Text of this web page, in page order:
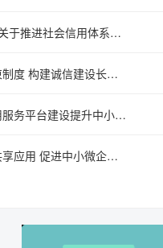
中共中央办公厅 国务院办公厅印发 《关于推进社会信用体系建设高质量发展 促进形成新发展格局的意见》
国务院办公厅关于进一步完善失信约束制度 构建诚信建设长效机制的指导意见
国务院办公厅关于印发《统筹融资信用服务平台建设提升中小微企业融资便利水平实施方案》的通知
国务院办公厅关于印发加强信用信息共享应用 促进中小微企业融资实施方案的通知